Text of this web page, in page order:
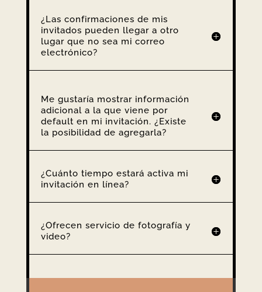
¿Las confirmaciones de mis
invitados pueden llegar a otro
lugar que no sea mi correo
electrónico?
Me gustaría mostrar información
adicional a la que viene por
default en mi invitación. ¿Existe
la posibilidad de agregarla?
¿Cuánto tiempo estará activa mi
invitación en línea?
¿Ofrecen servicio de fotografía y
video?